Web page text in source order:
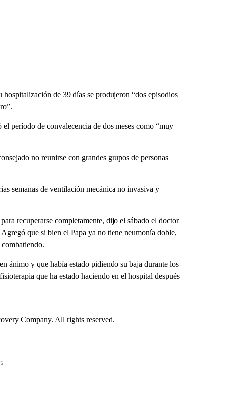
de 39 días se produjeron “dos episodios
período de convalecencia de dos meses como “muy
no reunirse con grandes grupos de personas
semanas de ventilación mecánica no invasiva y
recuperarse completamente, dijo el sábado el doctor
que si bien el Papa ya no tiene neumonía doble,
combatiendo.
ánimo y que había estado pidiendo su baja durante los
que ha estado haciendo en el hospital después
Company. All rights reserved.
TO RECEIVE NOTIFICATIONS ABOUT NEW PAGES ON "CNN-SPANISH".